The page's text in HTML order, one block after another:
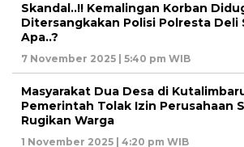
Skandal..!! Kemalingan Korban
Ditersangkakan Polisi Polresta Deli
Apa..?
7 November 2025 | 5:40 pm WIB
Masyarakat Dua Desa di
Pemerintah Tolak Izin Perusahaan
Rugikan Warga
1 November 2025 | 4:20 pm WIB